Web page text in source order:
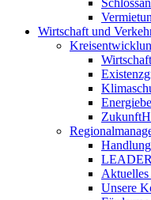
Wirtschaft und
LEADER
Unsere